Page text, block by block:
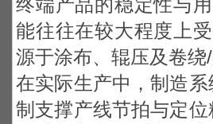
终端产品的稳定性与
能往往在较大程度上
源于涂布、辊压及卷
在实际生产中，制造
制支撑产线节拍与定